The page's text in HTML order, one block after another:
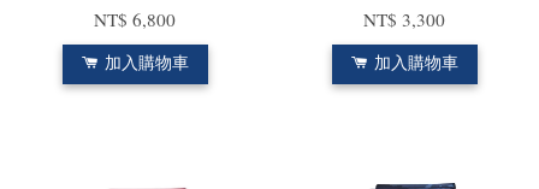
NT$ 6,800
加入購物車
NT$ 3,300
加入購物車